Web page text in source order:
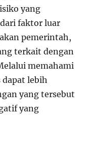
yang
faktor luar
pemerintah,
terkait dengan
memahami
lebih
yang tersebut
yang